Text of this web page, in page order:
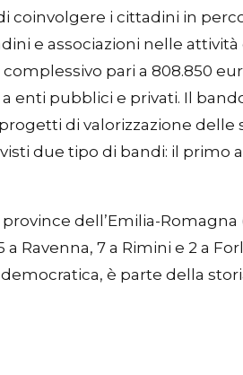
coinvolgere i cittadini in
e associazioni nelle
pari a 808.850
pubblici e privati. Il
di valorizzazione
due tipo di bandi: il primo
dell’Emilia-Romagna
a Ravenna, 7 a Rimini e 2 a
è parte della